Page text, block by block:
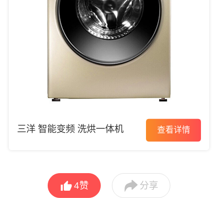
三洋 智能变频 洗烘一体机 查看详情
4赞  分享